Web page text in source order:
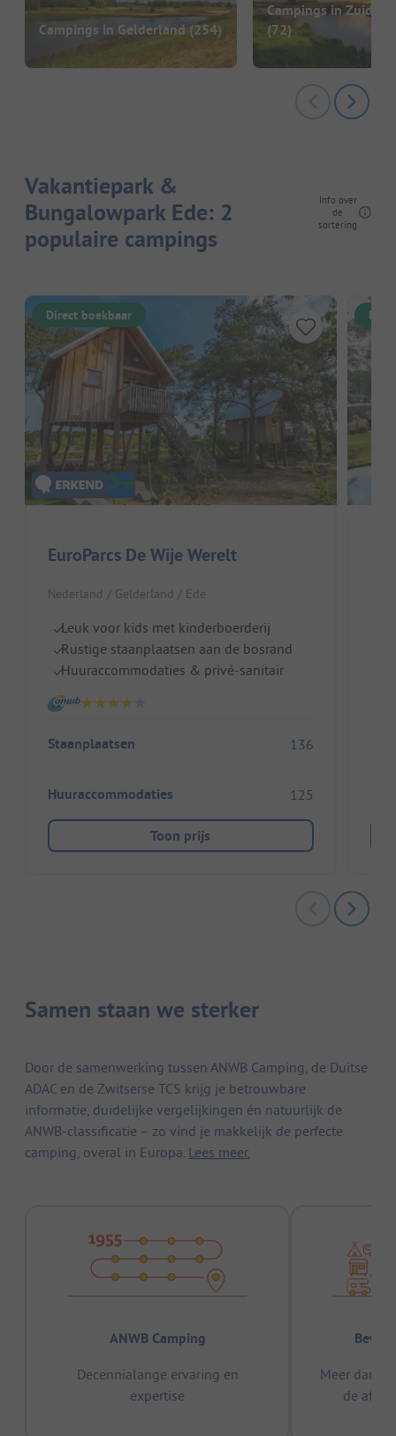
Campings in Gelderland(254)
Campings in Zuid-
(72)
Vakantiepark &
Bungalowpark Ede: 2
populaire campings
Info over
de
sortering
Direct boekbaar
EuroParcs De Wije Werelt
Nederland / Gelderland / Ede
Leuk voor kids met kinderboerderij
Rustige staanplaatsen aan de bosrand
Huuraccommodaties & privé-sanitair
Staanplaatsen 136
Huuraccommodaties 125
Toon prijs
Samen staan we sterker
Door de samenwerking tussen ANWB Camping, de Duitse
ADAC en de Zwitserse TCS krijg je betrouwbare
informatie, duidelijke vergelijkingen én natuurlijk de
ANWB-classificatie – zo vind je makkelijk de perfecte
camping, overal in Europa. Lees meer.
ANWB Camping
Decennialange ervaring en
expertise
Meer dan
de